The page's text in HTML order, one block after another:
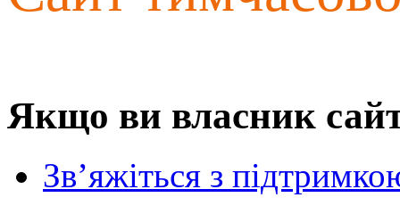
Якщо ви власник
Зв’яжіться з